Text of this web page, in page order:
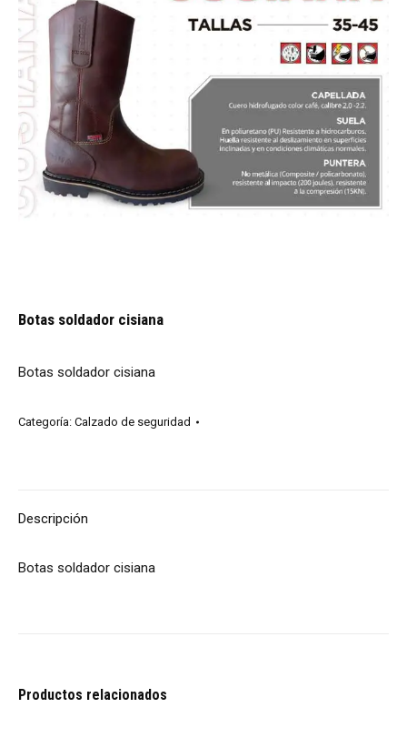
Botas soldador cisiana
Botas soldador cisiana
Categoría: Calzado de seguridad
Descripción
Botas soldador cisiana
Productos relacionados